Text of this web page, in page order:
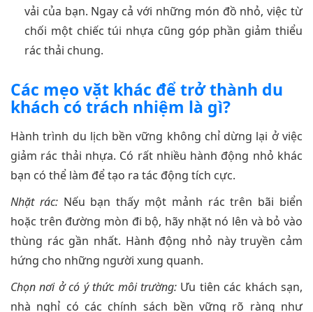
vải của bạn. Ngay cả với những món đồ nhỏ, việc từ
chối một chiếc túi nhựa cũng góp phần giảm thiểu
rác thải chung.
Các mẹo vặt khác để trở thành du
khách có trách nhiệm là gì?
Hành trình du lịch bền vững không chỉ dừng lại ở việc
giảm rác thải nhựa. Có rất nhiều hành động nhỏ khác
bạn có thể làm để tạo ra tác động tích cực.
Nhặt rác:Nếu bạn thấy một mảnh rác trên bãi biển
hoặc trên đường mòn đi bộ, hãy nhặt nó lên và bỏ vào
thùng rác gần nhất. Hành động nhỏ này truyền cảm
hứng cho những người xung quanh.
Chọn nơi ở có ý thức môi trường:Ưu tiên các khách sạn,
nhà nghỉ có các chính sách bền vững rõ ràng như